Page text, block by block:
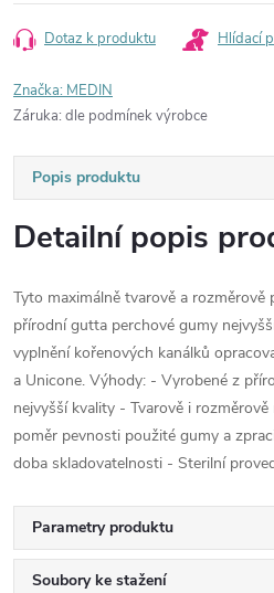
Dotaz k produktu Hlídací
Značka: MEDIN
Záruka: dle podmínek výrobce
Popis produktu
Detailní popis
Tyto maximálně tvarově a
přírodní gutta perchové gumy
vyplnění kořenových kanálků
a Unicone. Výhody: - Vyrobené z
nejvyšší kvality - Tvarově i
poměr pevnosti použité gumy a
doba skladovatelnosti - Sterilní
Parametry produktu
Soubory ke stažení